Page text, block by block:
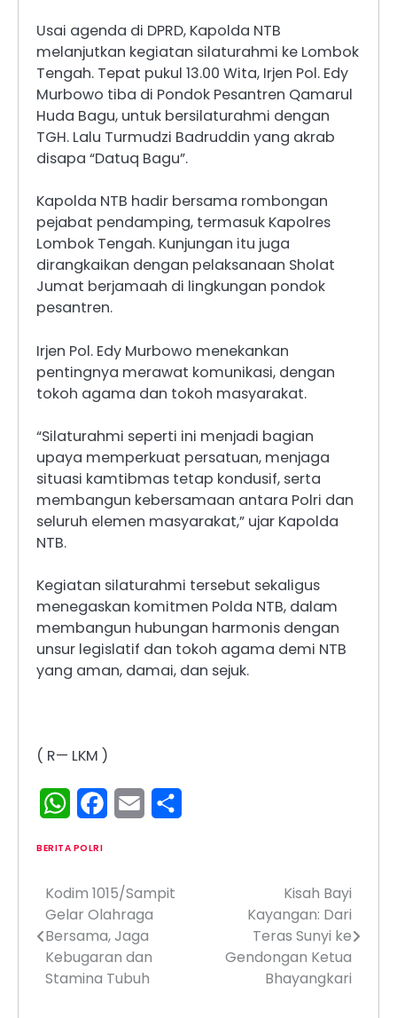
Usai agenda di DPRD, Kapolda NTB
melanjutkan kegiatan silaturahmi ke Lombok
Tengah. Tepat pukul 13.00 Wita, Irjen Pol. Edy
Murbowo tiba di Pondok Pesantren Qamarul
Huda Bagu, untuk bersilaturahmi dengan
TGH. Lalu Turmudzi Badruddin yang akrab
disapa “Datuq Bagu”.
Kapolda NTB hadir bersama rombongan
pejabat pendamping, termasuk Kapolres
Lombok Tengah. Kunjungan itu juga
dirangkaikan dengan pelaksanaan Sholat
Jumat berjamaah di lingkungan pondok
pesantren.
Irjen Pol. Edy Murbowo menekankan
pentingnya merawat komunikasi, dengan
tokoh agama dan tokoh masyarakat.
“Silaturahmi seperti ini menjadi bagian
upaya memperkuat persatuan, menjaga
situasi kamtibmas tetap kondusif, serta
membangun kebersamaan antara Polri dan
seluruh elemen masyarakat,” ujar Kapolda
NTB.
Kegiatan silaturahmi tersebut sekaligus
menegaskan komitmen Polda NTB, dalam
membangun hubungan harmonis dengan
unsur legislatif dan tokoh agama demi NTB
yang aman, damai, dan sejuk.
( R— LKM )
WhatsAppFacebook
Email
BERITA POLRI
Navigasi
pos
Kodim 1015/Sampit
Gelar Olahraga
Bersama, Jaga
Kebugaran dan
Stamina Tubuh
Kisah Bayi
Kayangan: Dari
Teras Sunyi ke
Gendongan Ketua
Bhayangkari